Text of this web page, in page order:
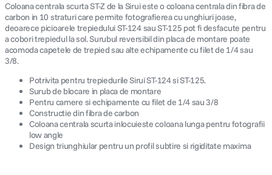
Coloana centrala scurta ST-Z de la Sirui este o coloana centrala din fibra de
carbon in 10 straturi care permite fotografierea cu unghiuri joase,
deoarece picioarele trepiedului ST-124 sau ST-125 pot fi desfacute pentru
a cobori trepiedul la sol. Surubul reversibil din placa de montare poate
acomoda capetele de trepied sau alte echipamente cu filet de 1/4 sau
3/8.
Potrivita pentru trepiedurile Sirui ST-124 si ST-125.
Surub de blocare in placa de montare
Pentru camere si echipamente cu filet de 1/4 sau 3/8
Constructie din fibra de carbon
Coloana centrala scurta inlocuieste coloana lunga pentru fotografii
low angle
Design triunghiular pentru un profil subtire si rigiditate maxima